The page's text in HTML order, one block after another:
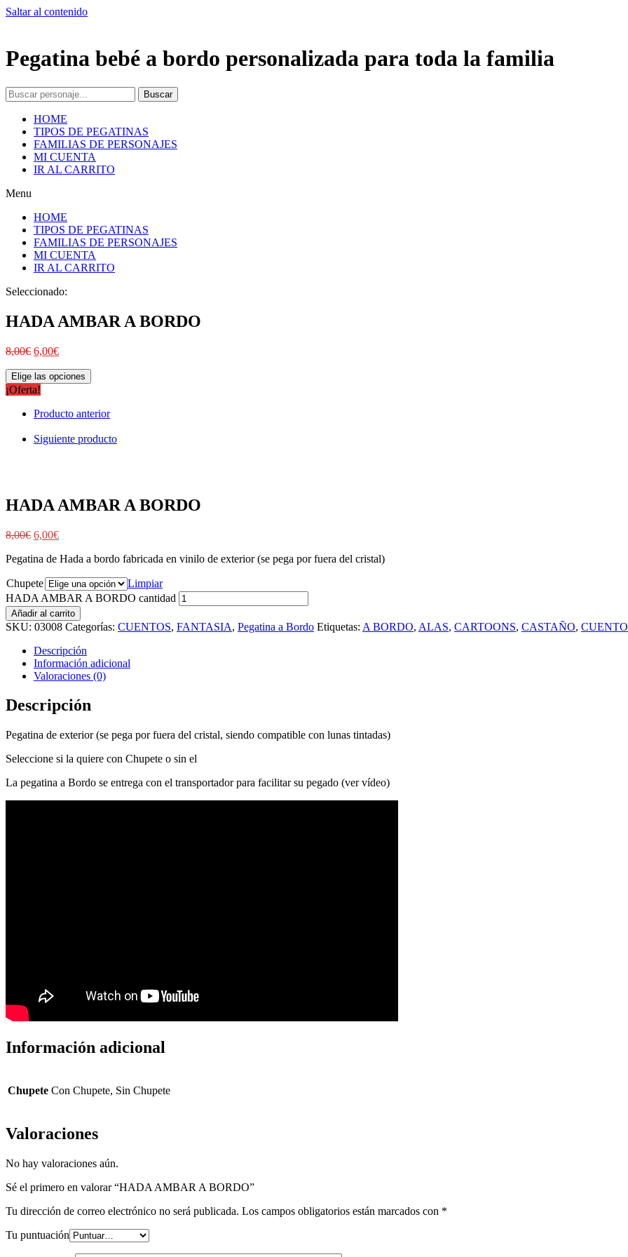
Saltar al contenido
Pegatina bebé a bordo personalizada para toda la familia
Buscar
HOME
TIPOS DE PEGATINAS
FAMILIAS DE PERSONAJES
MI CUENTA
IR AL CARRITO
Menu
HOME
TIPOS DE PEGATINAS
FAMILIAS DE PERSONAJES
MI CUENTA
IR AL CARRITO
Seleccionado:
HADA AMBAR A BORDO
8,00€ 6,00€
Elige las opciones
¡Oferta!
Producto anterior
Siguiente producto
HADA AMBAR A BORDO
8,00€ 6,00€
Pegatina de Hada a bordo fabricada en vinilo de exterior (se pega por fuera del cristal)
Chupete
Limpiar
HADA AMBAR A BORDO cantidad
Añadir al carrito
SKU: 03008 Categorías: CUENTOS, FANTASIA, Pegatina a Bordo Etiquetas: A BORDO, ALAS, CARTOONS, CASTAÑO,
Descripción
Información adicional
Valoraciones (0)
Descripción
Pegatina de exterior (se pega por fuera del cristal, siendo compatible con lunas tintadas)
Seleccione si la quiere con Chupete o sin el
La pegatina a Bordo se entrega con el transportador para facilitar su pegado (ver vídeo)
Información adicional
Chupete Con Chupete, Sin Chupete
Valoraciones
No hay valoraciones aún.
Sé el primero en valorar “HADA AMBAR A BORDO”
Tu dirección de correo electrónico no será publicada. Los campos obligatorios están marcados con *
Tu puntuación